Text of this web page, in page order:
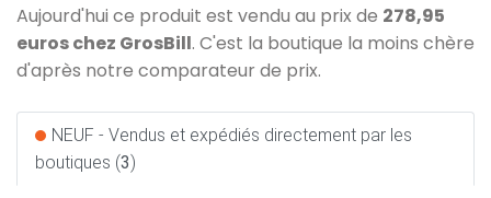
Aujourd'hui ce produit est vendu au prix de 278,95
euros chez GrosBill. C'est la boutique la moins chère
d'après notre comparateur de prix.
NEUF - Vendus et expédiés directement par les
boutiques (3)